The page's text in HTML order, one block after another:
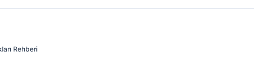
Rehberi